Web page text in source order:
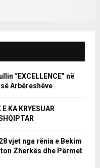
“EXCELLENCE” në
Arbëreshëve
KA KRYESUAR
vjet nga rënia e Bekim
Zherkës dhe Përmet